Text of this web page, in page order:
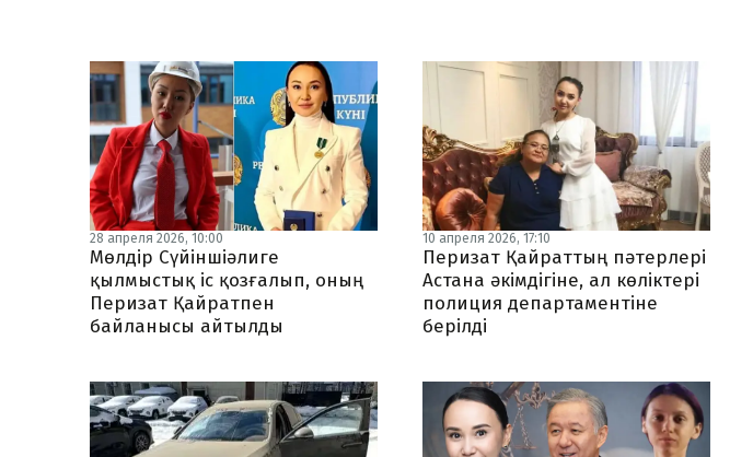
28 апреля 2026, 10:00
Мөлдір Сүйіншіәлиге
қылмыстық іс қозғалып, оның
Перизат Қайратпен
байланысы айтылды
10 апреля 2026, 17:10
Перизат Қайраттың пәтерлері
Астана әкімдігіне, ал көліктері
полиция департаментіне
берілді